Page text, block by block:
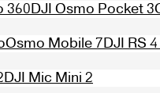
360DJI Osmo Pocket 3
Osmo Mobile 7DJI RS
DJI Mic Mini 2